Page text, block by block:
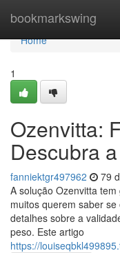
bookmarkswing
Home
Home
1
Ozenvitta:
Descubra
fanniektgr497962 79
A solução Ozenvitta
muitos querem saber
detalhes sobre a
peso. Este artigo
https://